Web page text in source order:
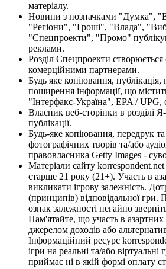
матеріалу.
Новини з позначками "Думка",
"Регіони", "Гроші", "Влада",
"Спецпроекти", "Промо"
реклами.
Розділ Спецпроекти створюється
комерційними партнерами.
Будь яке копіювання,
поширення інформації, що
"Інтерфакс-Україна", EPA / UPG,
Власник веб-сторінки в розділі
публікації.
Будь-яке копіювання, передрук
фотографічних творів та/або
правовласника Getty Images -
Матеріали сайту korrespondent.net
старше 21 року (21+). Участь в
викликати ігрову залежність.
(принципів) відповідальної
ознак залежності негайно
Пам'ятайте, що участь в азартних
джерелом доходів або
Інформаційний ресурс
ігри на реальні та/або
приймає ні в якій формі оплату